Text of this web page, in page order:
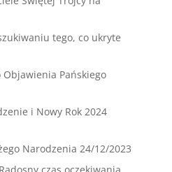
tego, co ukryte
Pańskiego
i Nowy Rok 2024
Narodzenia 24/12/2023
czas oczekiwania